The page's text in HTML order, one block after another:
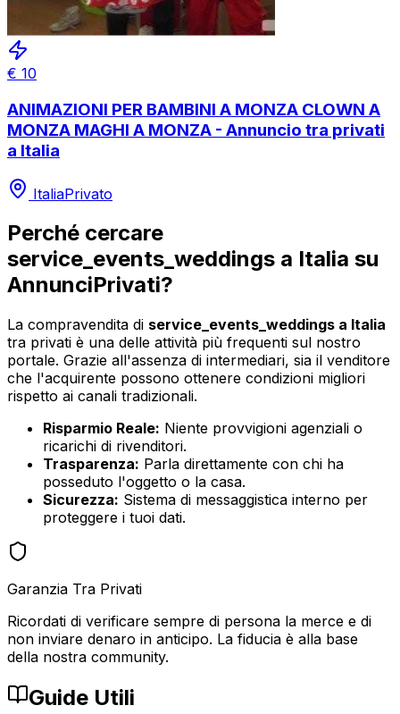
€ 10
ANIMAZIONI PER BAMBINI A MONZA CLOWN A
MONZA MAGHI A MONZA - Annuncio tra privati
a Italia
ItaliaPrivato
Perché cercare
service_events_weddings a Italia su
AnnunciPrivati?
La compravendita di service_events_weddings a Italia
tra privati è una delle attività più frequenti sul nostro
portale. Grazie all'assenza di intermediari, sia il venditore
che l'acquirente possono ottenere condizioni migliori
rispetto ai canali tradizionali.
Risparmio Reale: Niente provvigioni agenziali o
ricarichi di rivenditori.
Trasparenza: Parla direttamente con chi ha
posseduto l'oggetto o la casa.
Sicurezza: Sistema di messaggistica interno per
proteggere i tuoi dati.
Garanzia Tra Privati
Ricordati di verificare sempre di persona la merce e di
non inviare denaro in anticipo. La fiducia è alla base
della nostra community.
Guide Utili